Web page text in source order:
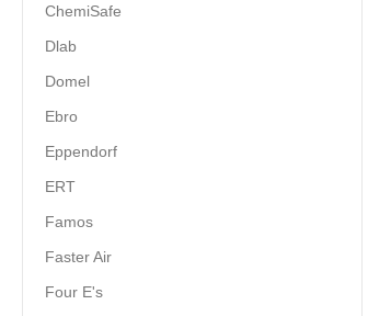
ChemiSafe
Dlab
Domel
Ebro
Eppendorf
ERT
Famos
Faster Air
Four E's